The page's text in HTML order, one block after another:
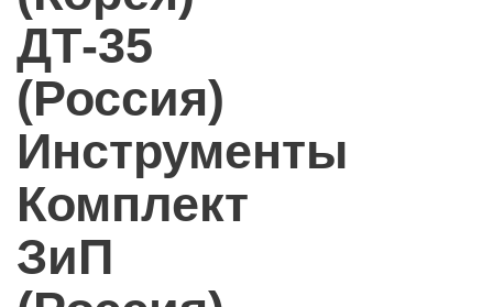
ДТ-35
(Россия)
Инструменты
Комплект
ЗиП